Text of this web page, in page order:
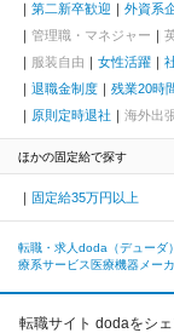
第二新卒歓迎 外資系
管理職・マネジャー
服装自由
女性活躍
退職金制度
残業20時
原則定時退社
海外出
ほかの固定給で探す
固定給35万円以上
転職・求人doda（デューダ
療系サービス 医療機器メー
転職サイト dodaをシ